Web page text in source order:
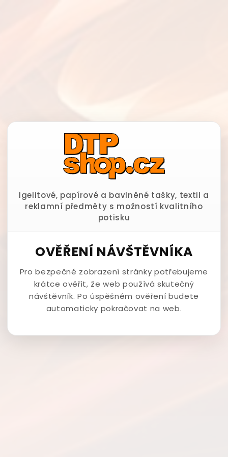
Igelitové, papírové a bavlněné tašky, textil a
reklamní předměty s možností kvalitního
potisku
OVĚŘENÍ NÁVŠTĚVNÍKA
Pro bezpečné zobrazení stránky potřebujeme
krátce ověřit, že web používá skutečný
návštěvník. Po úspěšném ověření budete
automaticky pokračovat na web.